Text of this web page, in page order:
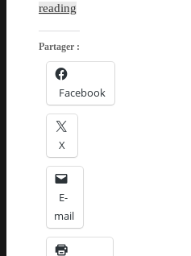
reading
Partager :
Facebook
X
E-
mail